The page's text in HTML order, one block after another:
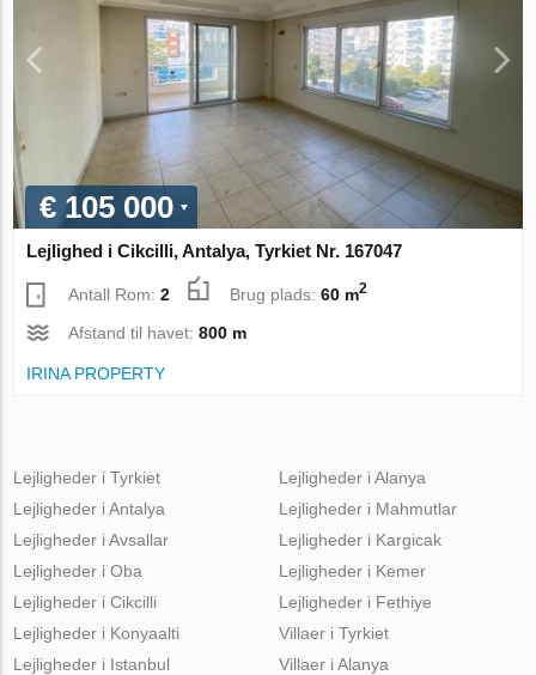
€ 105 000
Lejlighed i Cikcilli, Antalya, Tyrkiet Nr. 167047
Antall Rom:2 Brug plads:60 m2
Afstand til havet:800 m
IRINA PROPERTY
Lejligheder i Tyrkiet
Lejligheder i Antalya
Lejligheder i Avsallar
Lejligheder i Oba
Lejligheder i Cikcilli
Lejligheder i Alanya
Lejligheder i Mahmutlar
Lejligheder i Kargicak
Lejligheder i Kemer
Lejligheder i Fethiye
Lejligheder i Konyaalti
Lejligheder i Istanbul
Villaer i Tyrkiet
Villaer i Alanya